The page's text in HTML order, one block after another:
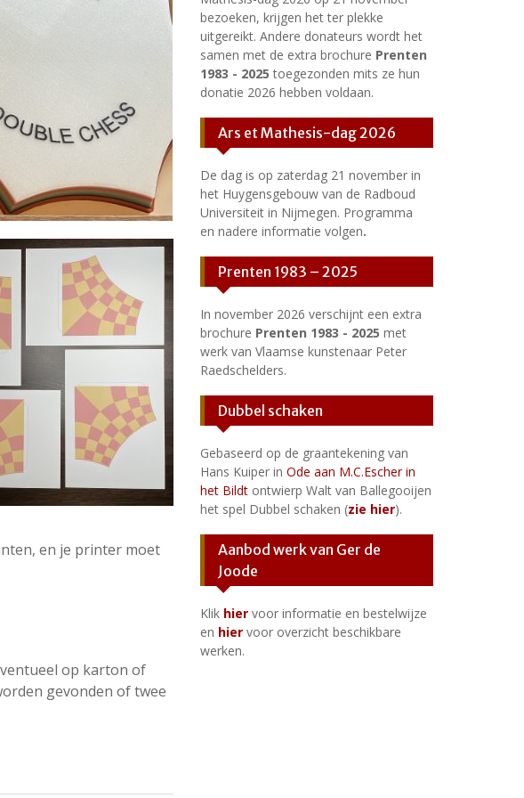
en je printer moet
op karton of
gevonden of twee
bezoeken, krijgen het ter plekke
uitgereikt. Andere donateurs wordt het
samen met de extra brochure Prenten
1983 - 2025 toegezonden mits ze hun
donatie 2026 hebben voldaan.
Ars et Mathesis-dag 2026
De dag is op zaterdag 21 november in
het Huygensgebouw van de Radboud
Universiteit in Nijmegen. Programma
en nadere informatie volgen.
Prenten 1983 – 2025
In november 2026 verschijnt een extra
brochure Prenten 1983 - 2025 met
werk van Vlaamse kunstenaar Peter
Raedschelders.
Dubbel schaken
Gebaseerd op de graantekening van
Hans Kuiper in Ode aan M.C.Escher in
het Bildtontwierp Walt van Ballegooijen
het spel Dubbel schaken (zie hier).
Aanbod werk van Ger de
Joode
Klik hiervoor informatie en bestelwijze
en hier voor overzicht beschikbare
werken.